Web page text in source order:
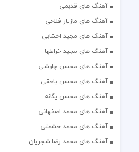
آهنگ های قدیمی
آهنگ های مازیار فلاحی
آهنگ های مجید اخشابی
آهنگ های مجید خراطها
آهنگ های محسن چاوشی
آهنگ های محسن یاحقی
آهنگ های محسن یگانه
آهنگ های محمد اصفهانی
آهنگ های محمد حشمتی
آهنگ های محمد رضا شجریان